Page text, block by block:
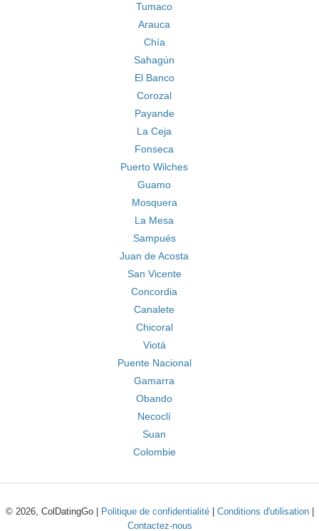
Tumaco
Arauca
Chía
Sahagún
El Banco
Corozal
Payande
La Ceja
Fonseca
Puerto Wilches
Guamo
Mosquera
La Mesa
Sampués
Juan de Acosta
San Vicente
Concordia
Canalete
Chicoral
Viotá
Puente Nacional
Gamarra
Obando
Necoclí
Suan
Colombie
© 2026, ColDatingGo | Politique de confidentialité| Conditions d'utilisation|
Contactez-nous